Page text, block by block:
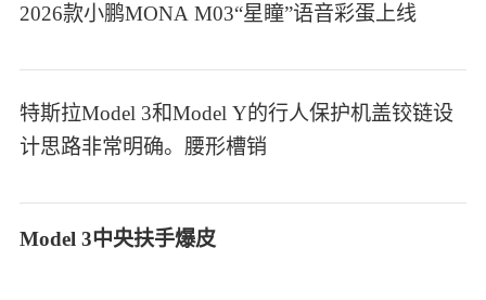
2026款小鹏MONA M03“星瞳”语音彩蛋上线
特斯拉Model 3和Model Y的行人保护机盖铰链设
计思路非常明确。腰形槽销
Model 3中央扶手爆皮